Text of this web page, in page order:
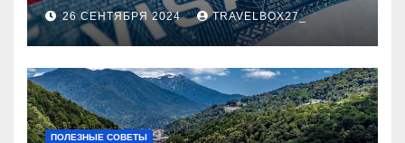
Пошаговое руководство
26 СЕНТЯБРЯ 2024 TRAVELBOX27_
ПОЛЕЗНЫЕ СОВЕТЫ